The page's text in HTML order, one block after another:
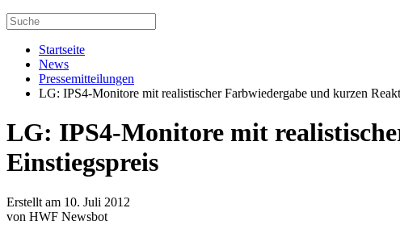
Startseite
News
Pressemitteilungen
LG: IPS4-Monitore mit realistischer Farbwiedergabe und kurzen
LG: IPS4-Monitore mit
Einstiegspreis
Erstellt am 10. Juli 2012
von HWF Newsbot